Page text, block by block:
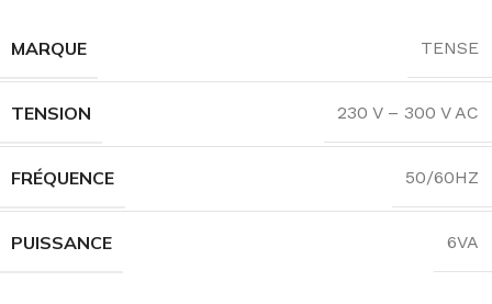
MARQUE TENSE
TENSION 230 V – 300 V AC
FRÉQUENCE 50/60HZ
PUISSANCE 6VA